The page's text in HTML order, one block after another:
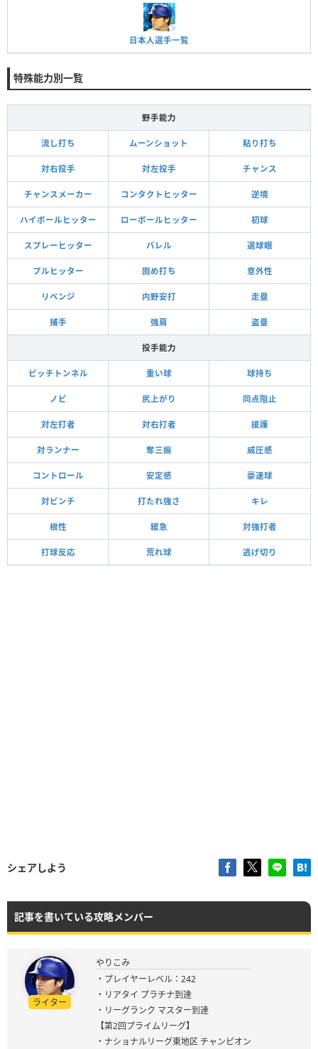
日本人選手一覧
特殊能力別一覧
野手能力
流し打ち ムーンショット 粘り打ち
対右投手 対左投手 チャンス
チャンスメーカー コンタクトヒッター 逆境
ハイボールヒッター ローボールヒッター 初球
スプレーヒッター バレル 選球眼
プルヒッター 固め打ち 意外性
リベンジ 内野安打 走塁
捕手 強肩 盗塁
投手能力
ピッチトンネル 重い球 球持ち
ノビ 尻上がり 同点阻止
対左打者 対右打者 援護
対ランナー 奪三振 威圧感
コントロール 安定感 豪速球
対ピンチ 打たれ強さ キレ
根性 緩急 対強打者
打球反応 荒れ球 逃げ切り
シェアしよう
記事を書いている攻略メンバー
ライター
やりこみ
・プレイヤーレベル：242
・リアタイ プラチナ到達
・リーグランク マスター到達
【第2回プライムリーグ】
・ナショナルリーグ東地区 チャンピオン